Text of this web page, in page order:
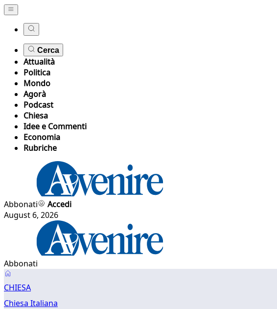
Cerca
Attualità
Politica
Mondo
Agorà
Podcast
Chiesa
Idee e Commenti
Economia
Rubriche
Abbonati
Accedi
August 6, 2026
Abbonati
CHIESA
Chiesa Italiana